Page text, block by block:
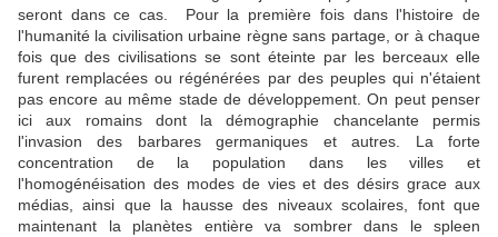
seront dans ce cas. Pour la première fois dans l'histoire de
l'humanité la civilisation urbaine règne sans partage, or à chaque
fois que des civilisations se sont éteinte par les berceaux elle
furent remplacées ou régénérées par des peuples qui n'étaient
pas encore au même stade de développement. On peut penser
ici aux romains dont la démographie chancelante permis
l'invasion des barbares germaniques et autres. La forte
concentration de la population dans les villes et
l'homogénéisation des modes de vies et des désirs grace aux
médias, ainsi que la hausse des niveaux scolaires, font que
maintenant la planètes entière va sombrer dans le spleen